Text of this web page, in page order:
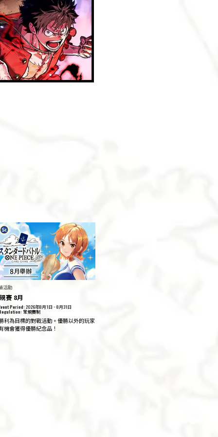
活動
賽 8月
Period:2026年8月1日 ~ 8月31日
常規賽制
利為目標的對戰活動。優勝以外的玩家
機會獲得優勝紀念品！